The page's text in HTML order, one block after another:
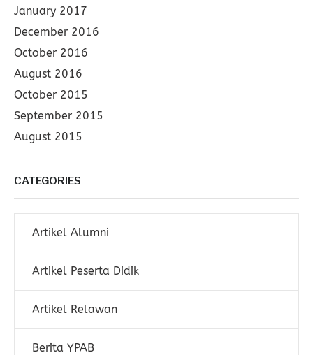
January 2017
December 2016
October 2016
August 2016
October 2015
September 2015
August 2015
CATEGORIES
Artikel Alumni
Artikel Peserta Didik
Artikel Relawan
Berita YPAB